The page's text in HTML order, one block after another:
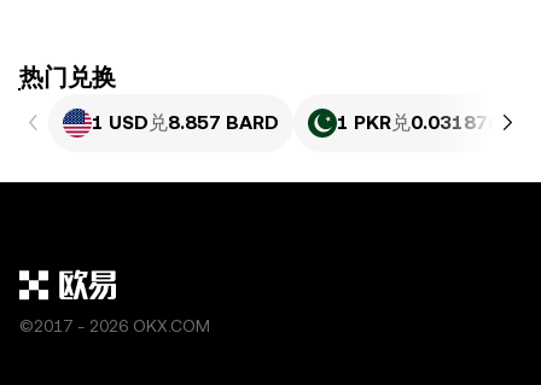
ִִִִִִִִִִִִִִִִִִִִִִִִִִִִִִִִִִִִִִִִִִִִִִִִ热门兑换
1 USD 兑8.857 BARD 1 PKR兑0.031876
©2017 - 2026 OKX.COM